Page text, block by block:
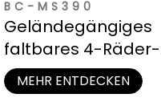
BC-MS390
Geländegängiges
faltbares 4-Räder-
Mobilitätsscooter für
Senioren
MEHR ENTDECKEN